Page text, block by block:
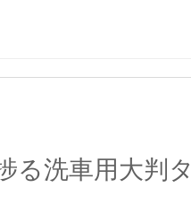
る洗車用大判